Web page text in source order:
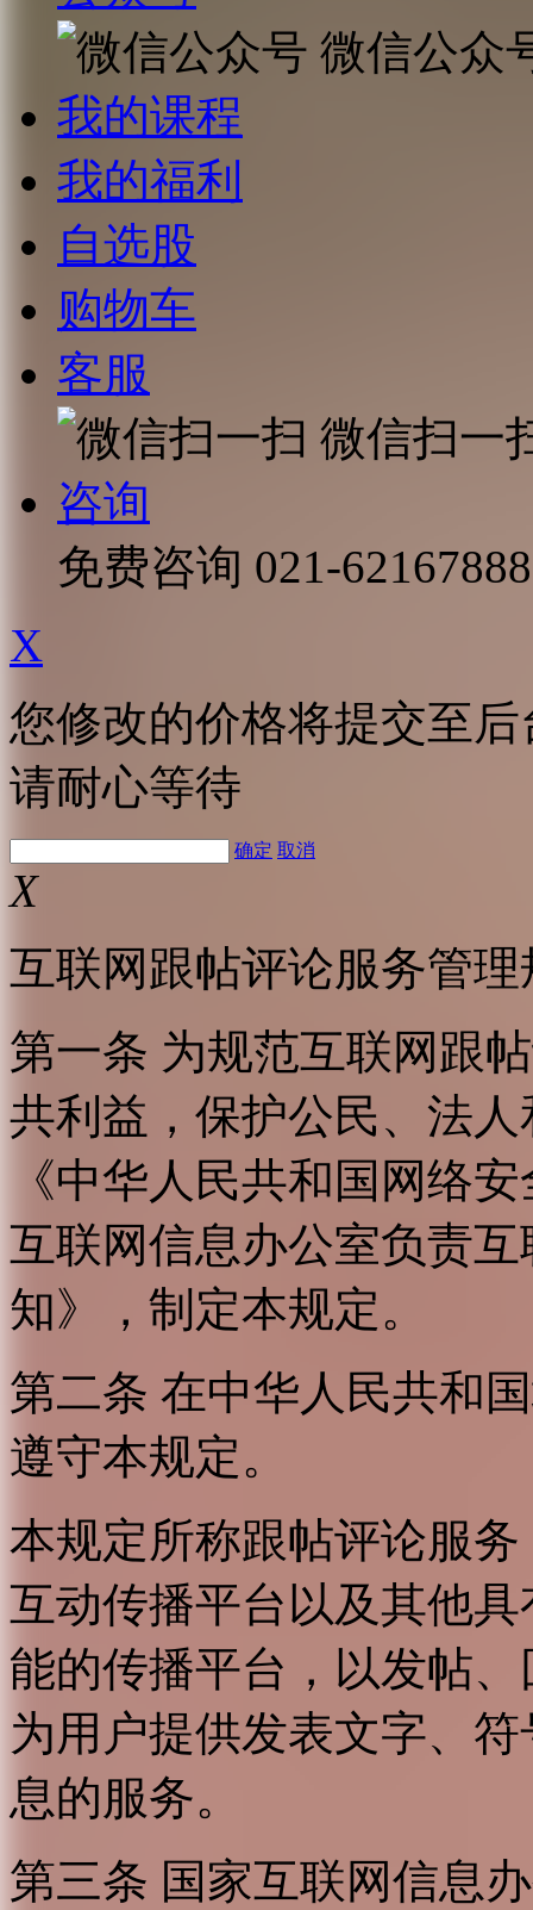
微信公众
我的课程
我的福利
自选股
购物车
客服
微信扫一
咨询
免费咨询 021-62167888
X
您修改的价格将提交至
请耐心等待
确定 取消
X
互联网跟帖评论服务管理
第一条 为规范互联网跟
共利益，保护公民、法
《中华人民共和国网络
互联网信息办公室负责
知》，制定本规定。
第二条 在中华人民共和
遵守本规定。
本规定所称跟帖评论服
互动传播平台以及其他
能的传播平台，以发帖
为用户提供发表文字、
息的服务。
第三条 国家互联网信息